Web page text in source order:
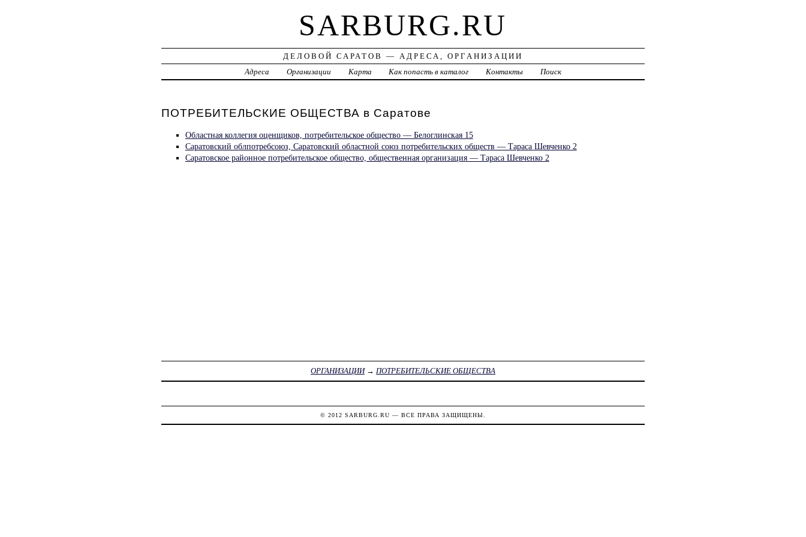
SARBURG.RU
ДЕЛОВОЙ САРАТОВ — АДРЕСА, ОРГАНИЗАЦИИ
Адреса
Организации Карта Как попасть в каталог Контакты Поиск
ПОТРЕБИТЕЛЬСКИЕ ОБЩЕСТВА в Саратове
Областная коллегия оценщиков, потребительское общество — Белоглинская 15
Саратовский облпотребсоюз, Саратовский областной союз потребительских обществ — Тараса Шевченко 2
Саратовское районное потребительское общество, общественная организация — Тараса Шевченко 2
ОРГАНИЗАЦИИ→ ПОТРЕБИТЕЛЬСКИЕ ОБЩЕСТВА
© 2012 SARBURG.RU — ВСЕ ПРАВА ЗАЩИЩЕНЫ.